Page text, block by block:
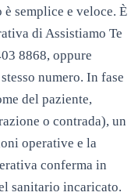
è semplice e veloce. È
di Assistiamo Te
8868, oppure
numero. In fase
del paziente,
o contrada), un
operative e la
conferma in
sanitario incaricato.